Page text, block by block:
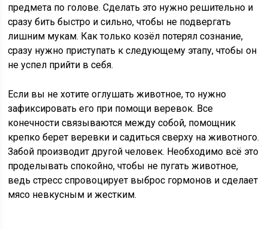
предмета по голове. Сделать это нужно решительно и
сразу бить быстро и сильно, чтобы не подвергать
лишним мукам. Как только козёл потерял сознание,
сразу нужно приступать к следующему этапу, чтобы он
не успел прийти в себя.
Если вы не хотите оглушать животное, то нужно
зафиксировать его при помощи веревок. Все
конечности связываются между собой, помощник
крепко берет веревки и садиться сверху на животного.
Забой производит другой человек. Необходимо всё это
проделывать спокойно, чтобы не пугать животное,
ведь стресс спровоцирует выброс гормонов и сделает
мясо невкусным и жестким.